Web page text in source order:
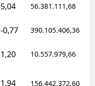
5,04 56.381.111,68
-0,77 390.105.406,36
1,20 10.557.979,66
1,94 156.442.372,60